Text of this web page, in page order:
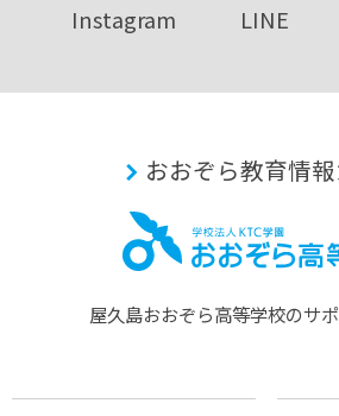
Instagram LINE
おおぞら教育情
屋久島おおぞら⾼等学校のサポ